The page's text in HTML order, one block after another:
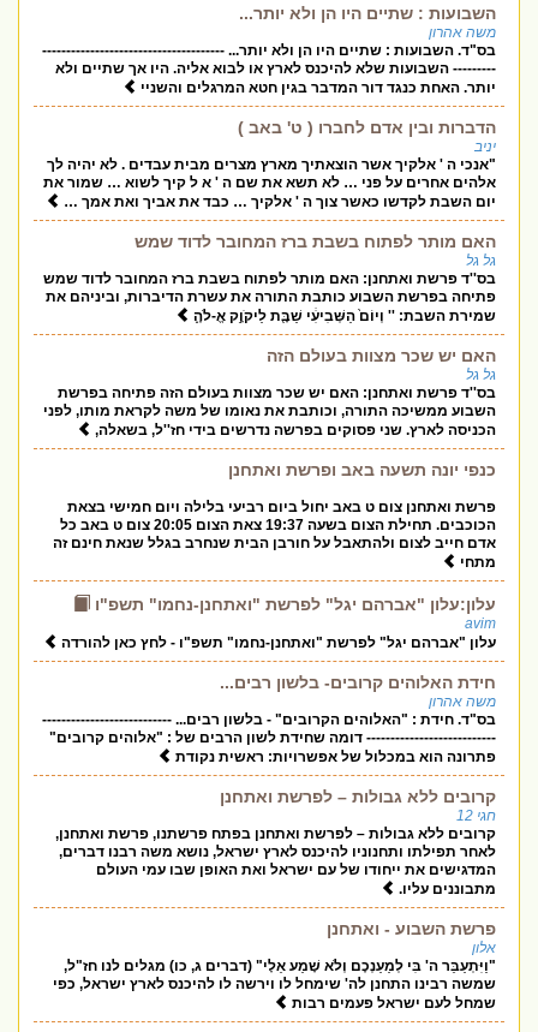
השבועות : שתיים היו הן ולא יותר...
משה אהרון
בס"ד. השבועות : שתיים היו הן ולא יותר... --------------------------------------
--------- השבועות שלא להיכנס לארץ או לבוא אליה. היו אך שתיים ולא
יותר. האחת כנגד דור המדבר בגין חטא המרגלים והשניי
הדברות ובין אדם לחברו ( ט' באב )
יניב
"אנכי ה ' אלקיך אשר הוצאתיך מארץ מצרים מבית עבדים . לא יהיה לך
אלהים אחרים על פני … לא תשא את שם ה ' א ל קיך לשוא … שמור את
יום השבת לקדשו כאשר צוך ה ' אלקיך … כבד את אביך ואת אמך …
האם מותר לפתוח בשבת ברז המחובר לדוד שמש
גל גל
בס''ד פרשת ואתחנן: האם מותר לפתוח בשבת ברז המחובר לדוד שמש
פתיחה בפרשת השבוע כותבת התורה את עשרת הדיברות, וביניהם את
שמירת השבת: '' וְיוֹם֙ הַשְּׁבִיעִ֔י שַׁבָּ֖ת לַיקֹוָ֣ק אֱ-לֹהֶ֑
האם יש שכר מצוות בעולם הזה
גל גל
בס''ד פרשת ואתחנן: האם יש שכר מצוות בעולם הזה פתיחה בפרשת
השבוע ממשיכה התורה, וכותבת את נאומו של משה לקראת מותו, לפני
הכניסה לארץ. שני פסוקים בפרשה נדרשים בידי חז''ל, בשאלה,
כנפי יונה תשעה באב ופרשת ואתחנן
פרשת ואתחנן צום ט באב יחול ביום רביעי בלילה ויום חמישי בצאת
הכוכבים. תחילת הצום בשעה 19:37 צאת הצום 20:05 צום ט באב כל
אדם חייב לצום ולהתאבל על חורבן הבית שנחרב בגלל שנאת חינם זה
מתחי
עלון:עלון "אברהם יגל" לפרשת "ואתחנן-נחמו" תשפ"ו
avim
עלון "אברהם יגל" לפרשת "ואתחנן-נחמו" תשפ"ו - לחץ כאן להורדה
חידת האלוהים קרובים- בלשון רבים...
משה אהרון
בס"ד. חידת : "האלוהים הקרובים" - בלשון רבים... ---------------------------
--------------------------- דומה שחידת לשון הרבים של : "אלוהים קרובים"
פתרונה הוא במכלול של אפשרויות: ראשית נקודת
קרובים ללא גבולות – לפרשת ואתחנן
חגי 12
קרובים ללא גבולות – לפרשת ואתחנן בפתח פרשתנו, פרשת ואתחנן,
לאחר תפילתו ותחנוניו להיכנס לארץ ישראל, נושא משה רבנו דברים,
המדגישים את ייחודו של עם ישראל ואת האופן שבו עמי העולם
מתבוננים עליו.
פרשת השבוע - ואתחנן
אלון
"וַיִּתְעַבֵּר ה' בִּי לְמַעַנְכֶם וְלֹא שָׁמַע אֵלָי" (דברים ג, כו) מגלים לנו חז"ל,
שמשה רבינו התחנן לה' שימחל לו וירשה לו להיכנס לארץ ישראל, כפי
שמחל לעם ישראל פעמים רבות